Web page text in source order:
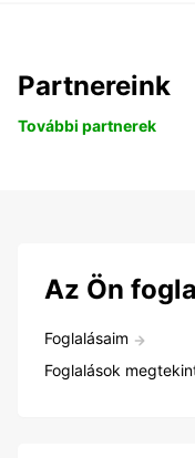
Partnereink
További partnerek
Az Ön
Foglalásaim
Foglalások